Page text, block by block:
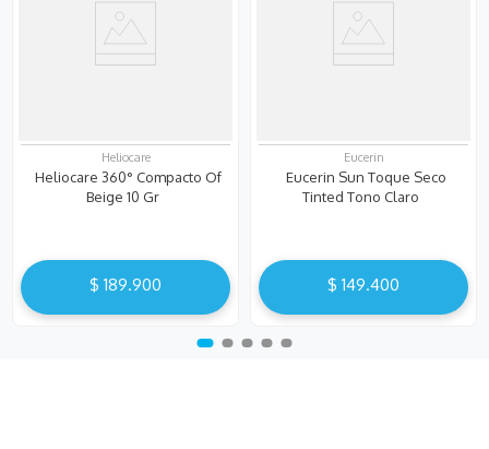
Heliocare
Heliocare 360° Compacto Of
Beige 10 Gr
$ 189.900
Eucerin
Eucerin Sun Toque Seco
Tinted Tono Claro
$ 149.400